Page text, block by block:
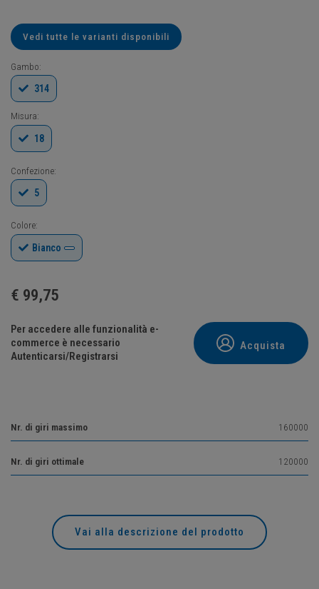
Vedi tutte le varianti disponibili
Gambo:
314
Misura:
18
Confezione:
5
Colore:
Bianco
€ 99,75
Per accedere alle funzionalità e-
commerce è necessario
Autenticarsi/Registrarsi
Acquista
Nr. di giri massimo 160000
Nr. di giri ottimale 120000
Vai alla descrizione del prodotto